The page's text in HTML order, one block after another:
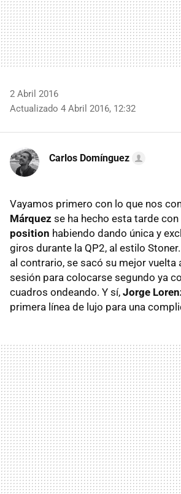
2 Abril 2016
Actualizado 4 Abril 2016, 12:32
Carlos Domínguez
Vayamos primero con lo que nos
Márquez se ha hecho esta tarde con
position habiendo dando única y
giros durante la QP2, al estilo Stoner.
al contrario, se sacó su mejor vuelta
sesión para colocarse segundo ya
cuadros ondeando. Y sí, Jorge
primera línea de lujo para una